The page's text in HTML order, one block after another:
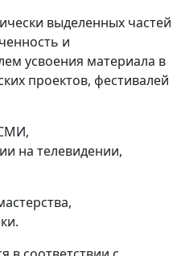
выделенных частей
и
усвоения материала в
проектов, фестивалей
на телевидении,